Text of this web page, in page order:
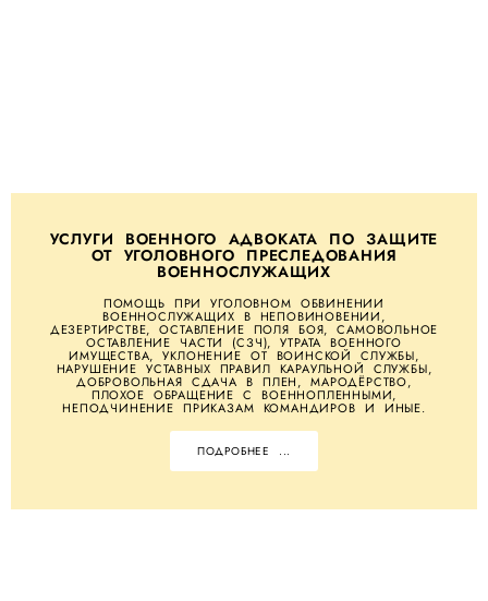
УСЛУГИ ВОЕННОГО АДВОКАТА ПО ЗАЩИТЕ
ОТ УГОЛОВНОГО ПРЕСЛЕДОВАНИЯ
ВОЕННОСЛУЖАЩИХ
ПОМОЩЬ ПРИ УГОЛОВНОМ ОБВИНЕНИИ
ВОЕННОСЛУЖАЩИХ В НЕПОВИНОВЕНИИ,
ДЕЗЕРТИРСТВЕ, ОСТАВЛЕНИЕ ПОЛЯ БОЯ, САМОВОЛЬНОЕ
ОСТАВЛЕНИЕ ЧАСТИ (СЗЧ), УТРАТА ВОЕННОГО
ИМУЩЕСТВА, УКЛОНЕНИЕ ОТ ВОИНСКОЙ СЛУЖБЫ,
НАРУШЕНИЕ УСТАВНЫХ ПРАВИЛ КАРАУЛЬНОЙ СЛУЖБЫ,
ДОБРОВОЛЬНАЯ СДАЧА В ПЛЕН, МАРОДЁРСТВО,
ПЛОХОЕ ОБРАЩЕНИЕ С ВОЕННОПЛЕННЫМИ,
НЕПОДЧИНЕНИЕ ПРИКАЗАМ КОМАНДИРОВ И ИНЫЕ.
ПОДРОБНЕЕ ...